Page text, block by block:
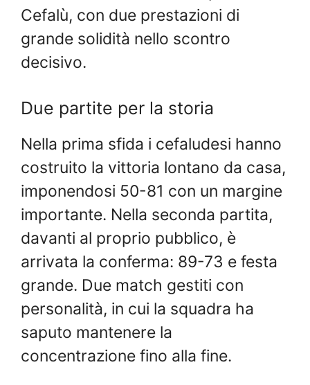
Cefalù, con due prestazioni di
grande solidità nello scontro
decisivo.
Due partite per la storia
Nella prima sfida i cefaludesi hanno
costruito la vittoria lontano da casa,
imponendosi 50-81 con un margine
importante. Nella seconda partita,
davanti al proprio pubblico, è
arrivata la conferma: 89-73 e festa
grande. Due match gestiti con
personalità, in cui la squadra ha
saputo mantenere la
concentrazione fino alla fine.